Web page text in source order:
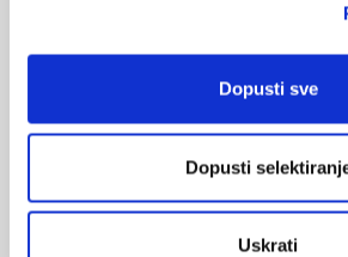
Dopusti sve
Dopusti
Uskrati
Kada i kako kombinirati
anaboličke lijekove?
prijeloma i smrtnosti, a uspješno liječenje
osteoanaboličkih lijekova. Pravilan odabir i
mikroarhitekture kosti i dugoročno